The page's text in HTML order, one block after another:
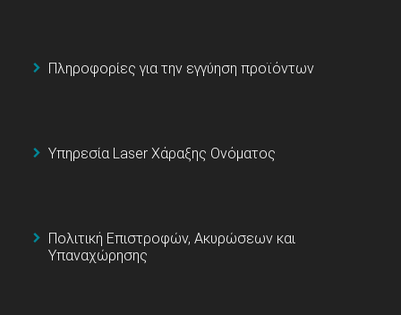
Πληροφορίες για την εγγύηση προϊόντων
Υπηρεσία Laser Χάραξης Ονόματος
Πολιτική Επιστροφών, Ακυρώσεων και
Υπαναχώρησης